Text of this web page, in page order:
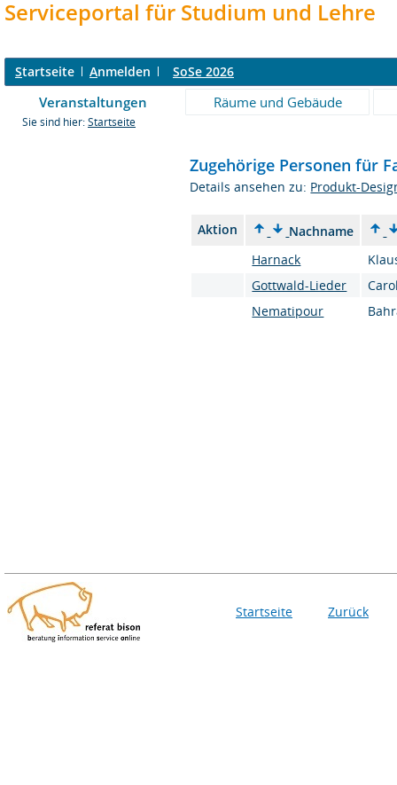
Serviceportal für Studium und Lehre
Startseite Anmelden SoSe 2026
Veranstaltungen Räume und Gebäude
Sie sind hier: Startseite
Zugehörige Personen für
Details ansehen zu: Produkt-
Aktion
Nachname
Harnack
Gottwald-Lieder
Nematipour
Startseite Zurück